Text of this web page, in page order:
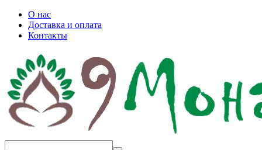
О нас
Доставка и оплата
Контакты